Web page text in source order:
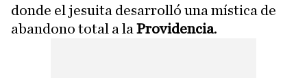
donde el jesuita desarrolló una mística de
abandono total a la Providencia.